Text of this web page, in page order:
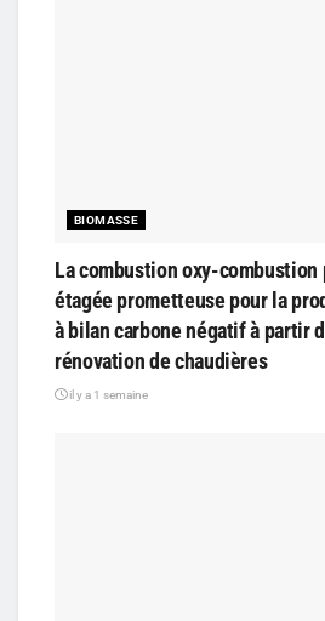
BIOMASSE
La combustion oxy-
étagée prometteuse pour la
à bilan carbone négatif à partir
rénovation de chaudières
il y a 1 semaine